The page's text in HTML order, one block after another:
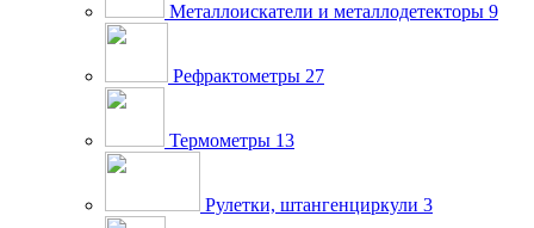
Металлоискатели и металлодетекторы 9
Рефрактометры 27
Термометры 13
Рулетки, штангенциркули 3